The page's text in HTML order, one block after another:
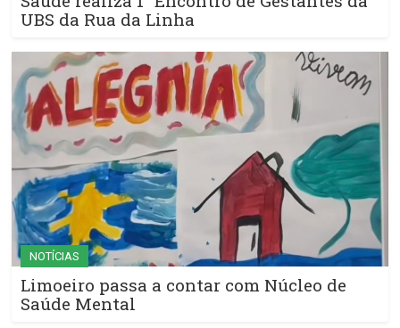
UBS da Rua da Linha
NOTÍCIAS
Limoeiro passa a contar com Núcleo de
Saúde Mental